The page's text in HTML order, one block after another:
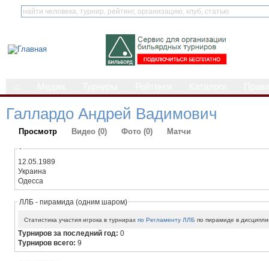
Галлардо Андрей Вадимович
Просмотр Видео (0) Фото (0) Матчи
-
12.05.1989
Украина
Одесса
ЛЛБ - пирамида (одним шаром)
Статистика участия игрока в турнирахпо Регламенту ЛЛБ по пирамиде в
Турниров за последний год:0
Турниров всего:9